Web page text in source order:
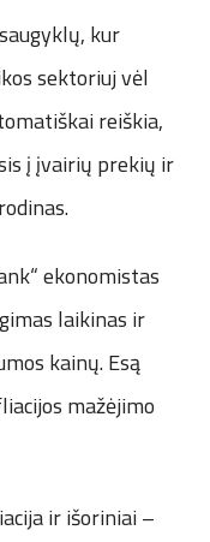
kur
sektoriuj vėl
reiškia,
į įvairių prekių ir
ekonomistas
laikinas ir
kainų. Esą
mažėjimo
ir išoriniai –